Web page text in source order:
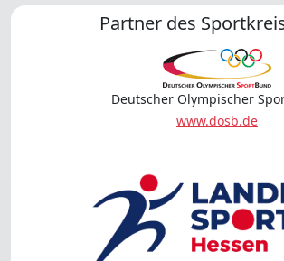
Partner des
Deutscher Olympischer
www.dosb.de